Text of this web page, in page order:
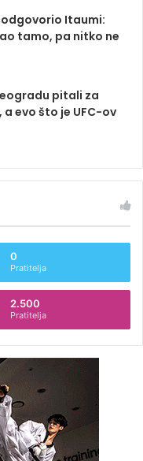
Itaumi:
tamo, pa nitko ne
pitali za
evo što je UFC-ov
0
Pratitelja
2.500
Pratitelja